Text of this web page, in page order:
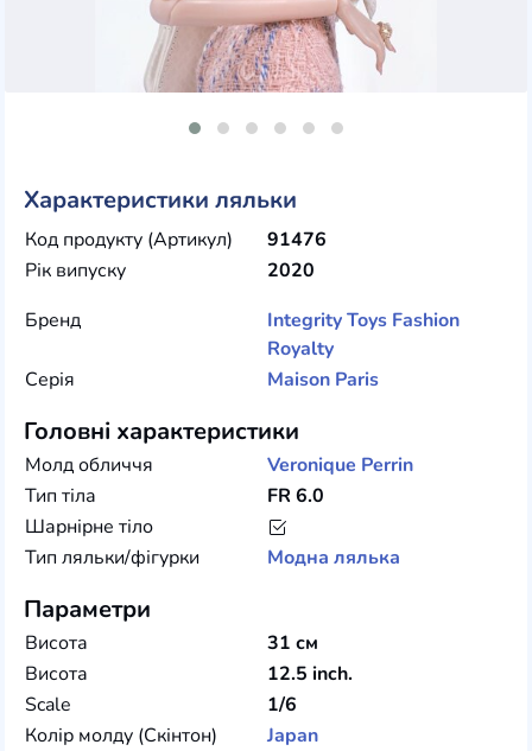
Характеристики ляльки
Код продукту (Артикул)
91476
Рік випуску
2020
Бренд
Integrity Toys Fashion
Royalty
Серія
Maison Paris
Головні характеристики
Молд обличчя
Veronique Perrin
Тип тіла
FR 6.0
Шарнірне тіло
Тип ляльки/фігурки
Модна лялька
Параметри
Висота
31 см
Висота
12.5 inch.
Scale
1/6
Колір молду (Скінтон)
Japan